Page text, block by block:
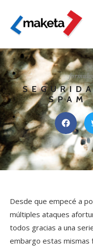
SPAM
Desde que empecé a
múltiples ataques
todos gracias a una
embargo estas mismas